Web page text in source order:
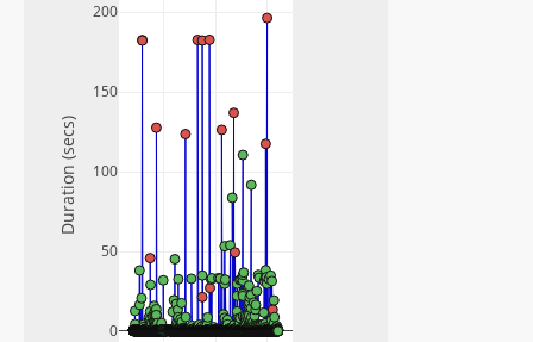
0
50
100
150
200
Duration (secs)